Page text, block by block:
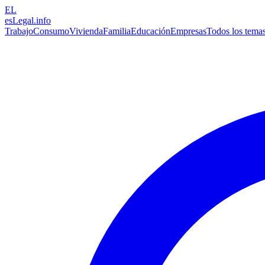
EL
esLegal.info
TrabajoConsumoViviendaFamiliaEducaciónEmpresasTodos los